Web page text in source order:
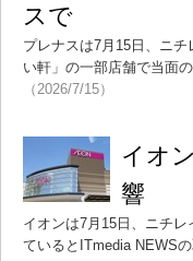
スで
プレナスは7月15日、ニ
い軒」の一部店舗で当面
（2026/7/15）
イオ
響
イオンは7月15日、ニチ
ているとITmedia NEWS